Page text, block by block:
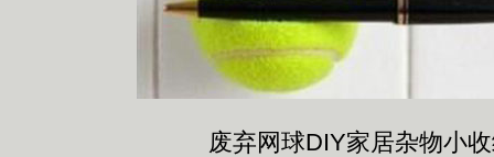
废弃网球DIY家居杂物小